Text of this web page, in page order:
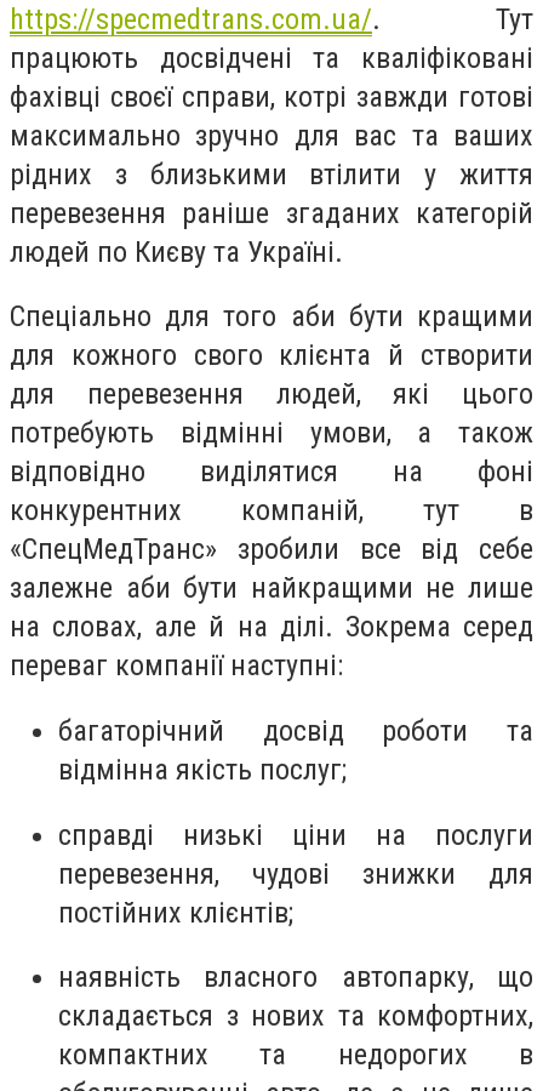
https://specmedtrans.com.ua/. Тут
працюють досвідчені та кваліфіковані
фахівці своєї справи, котрі завжди готові
максимально зручно для вас та ваших
рідних з близькими втілити у життя
перевезення раніше згаданих категорій
людей по Києву та Україні.
Спеціально для того аби бути кращими
для кожного свого клієнта й створити
для перевезення людей, які цього
потребують відмінні умови, а також
відповідно виділятися на фоні
конкурентних компаній, тут в
«СпецМедТранс» зробили все від себе
залежне аби бути найкращими не лише
на словах, але й на ділі. Зокрема серед
переваг компанії наступні:
багаторічний досвід роботи та
відмінна якість послуг;
справді низькі ціни на послуги
перевезення, чудові знижки для
постійних клієнтів;
наявність власного автопарку, що
складається з нових та комфортних,
компактних та недорогих в